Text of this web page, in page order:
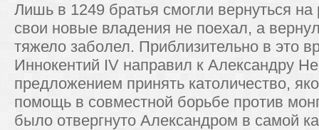
Лишь в 1249 братья смогли вернуться
свои новые владения не поехал, а
тяжело заболел. Приблизительно в это
Иннокентий IV направил к Александру
предложением принять католичество,
помощь в совместной борьбе против
было отвергнуто Александром в самой